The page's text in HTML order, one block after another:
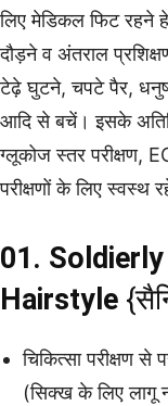
लिए मेडिकल फिट रहने
दौड़ने व अंतराल
टेढ़े घुटने, चपटे पैर,
आदि से बचें। इसके
ग्लूकोज स्तर परीक्षण,
परीक्षणों के लिए स्वस्थ
01.
Hairstyle
चिकित्सा परीक्षण
(सिक्ख के लिए लागू